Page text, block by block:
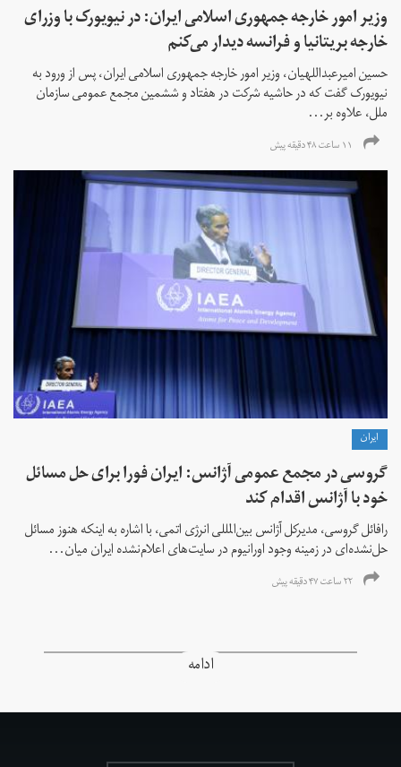
وزیر امور خارجه جمهوری اسلامی ایران: در نیویورک با وزرای
خارجه بریتانیا و فرانسه دیدار می‌کنم
حسین امیرعبداللهیان، وزیر امور خارجه جمهوری اسلامی ایران، پس از ورود به
نیویورک گفت که در حاشیه شرکت در هفتاد و ششمین مجمع عمومی سازمان
ملل، علاوه بر...
۱۱ ساعت ۴۸ دقیقه پیش
ايران
گروسی در مجمع عمومی آژانس: ایران فورا برای حل مسائل
خود با آژانس اقدام کند
رافائل گروسی، مدیرکل آژانس بین‌المللی انرژی اتمی، با اشاره به اینکه هنوز مسائل
حل‌نشده‌ای در زمینه وجود اورانیوم در سایت‌های اعلام‌نشده ایران میان...
۲۲ ساعت ۴۷ دقیقه پیش
ادامه